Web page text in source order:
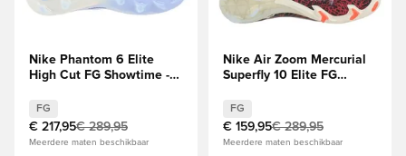
Nike Phantom 6 Elite
High Cut FG Showtime -
FG
€ 217,95€ 289,95
Meerdere maten beschikbaar
Nike Air Zoom Mercurial
Superfly 10 Elite FG
Bordeaux/Zilver/Universal
Red/Grijs
FG
€ 159,95€ 289,95
Meerdere maten beschikbaar